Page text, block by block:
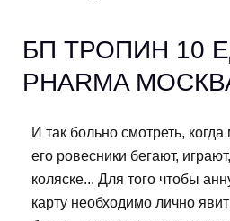
БП ТРОПИН 10
PHARMA
И так больно смотреть,
его ровесники бегают,
коляске... Для того чтобы
карту необходимо лично